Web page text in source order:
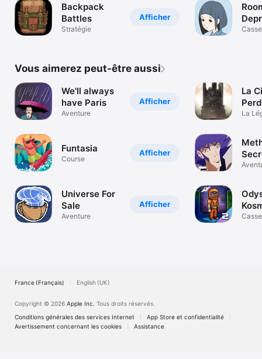
Afficher
Backpack
Battles
Stratégie
Vous aimerez peut-être aussi
Afficher
We'll always
have Paris
Aventure
Afficher
Funtasia
Course
Afficher
Universe For
Sale
Aventure
La
La
France (Français) English (UK)
Copyright © 2026 Apple Inc. Tous droits réservés.
Conditions générales des services Internet
App Store et confidentialité
Avertissement concernant les cookies
Assistance